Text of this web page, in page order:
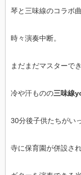
琴と三味線のコラボ曲
時々演奏中断。
まだまだマスターで
冷や汗ものの三味線
30分後子供たちがい
寺に保育園が併設さ